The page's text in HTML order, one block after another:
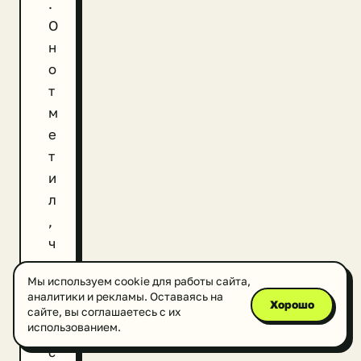
.
О
н
о
т
м
е
т
и
л
,
ч
т
о
п
о
с
Мы используем cookie для работы сайта,
аналитики и рекламы. Оставаясь на
сайте, вы соглашаетесь с их
использованием.
Хорошо